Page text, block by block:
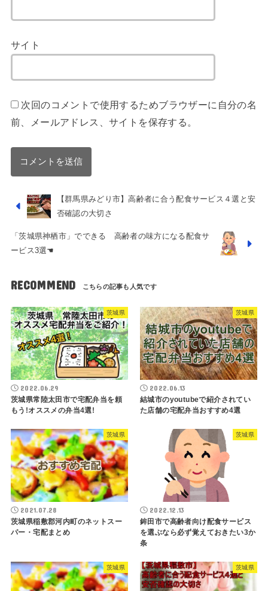
サイト
次回のコメントで使用するためブラウザーに自分の名
前、メールアドレス、サイトを保存する。
【群馬県みどり市】高齢者に合う配食サービス４選と安
否確認の大切さ
「茨城県神栖市」でできる 高齢者の味方になる配食サ
ービス3選☚
RECOMMEND
茨城県
2022.06.29
茨城県常陸太田市で宅配弁当を頼
もう!オススメの弁当4選!
茨城県
2022.06.13
結城市のyoutubeで紹介されてい
た店舗の宅配弁当おすすめ4選
茨城県
2021.07.28
茨城県稲敷郡河内町のネットスー
パー・宅配まとめ
茨城県
2022.12.13
鉾田市で高齢者向け配食サービス
を選ぶなら必ず覚えておきたい3か
条
茨城県 茨城県